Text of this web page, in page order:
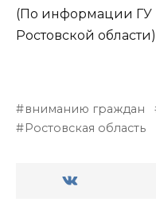
(По информации
Ростовской области)
вниманию граждан
Ростовская область